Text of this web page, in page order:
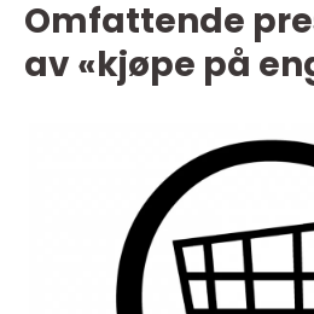
Omfattende
av «kjøpe på